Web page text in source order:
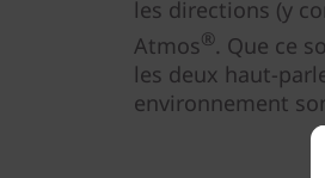
les directions (y
Atmos®. Que ce
les deux haut-
environnement